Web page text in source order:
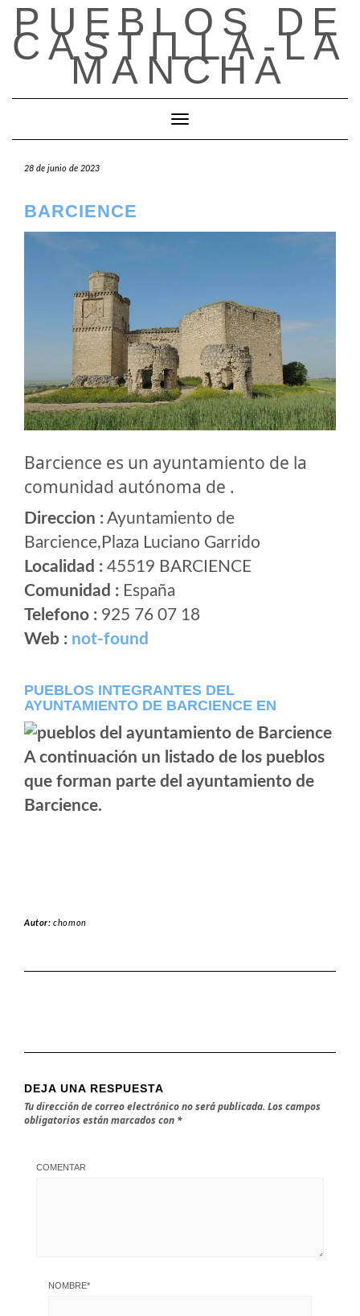
Saltar
contenido
PUEBLOS DE
CASTILLA-LA
MANCHA
Cambiar modo de navegación
28 de junio de 2023
BARCIENCE
Barcience es un ayuntamiento de la
comunidad autónoma de .
Direccion :Ayuntamiento de
Barcience,Plaza Luciano Garrido
Localidad : 45519 BARCIENCE
Comunidad : España
Telefono : 925 76 07 18
Web : not-found
PUEBLOS INTEGRANTES DEL
AYUNTAMIENTO DE BARCIENCE EN
A continuación un listado de los pueblos
que forman parte del ayuntamiento de
Barcience.
Autor:chomon
DEJA UNA RESPUESTA
Tu dirección de correo electrónico no será publicada. Los campos
obligatorios están marcados con *
COMENTAR
NOMBRE*